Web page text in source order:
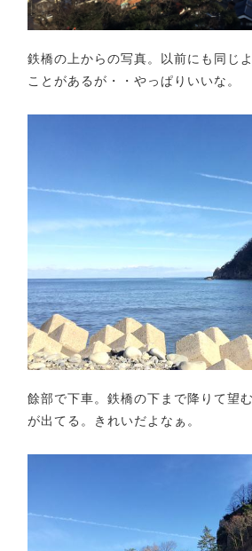
鉄橋の上からの写真。以前にも同じ
ことがあるが・・やっぱりいいな。
餘部で下車。鉄橋の下まで降りて望
が出てる。きれいだよなぁ。